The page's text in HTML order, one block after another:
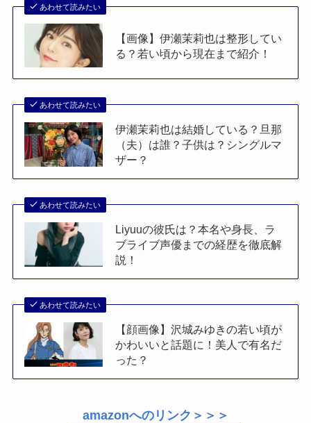
あわせて読みたい
【画像】伊瀬茉莉也は整形してい
る？若い頃から現在まで紹介！
あわせて読みたい
伊瀬茉莉也は結婚している？旦那
（夫）は誰？子供は？シングルマ
ザー？
あわせて読みたい
Liyuuの彼氏は？本名や身長、ラ
ブライブ声優までの経歴を徹底解
説！
あわせて読みたい
【顔画像】沢城みゆきの若い頃が
かわいいと話題に！美人で有名だ
った？
amazonへのリンク＞＞＞